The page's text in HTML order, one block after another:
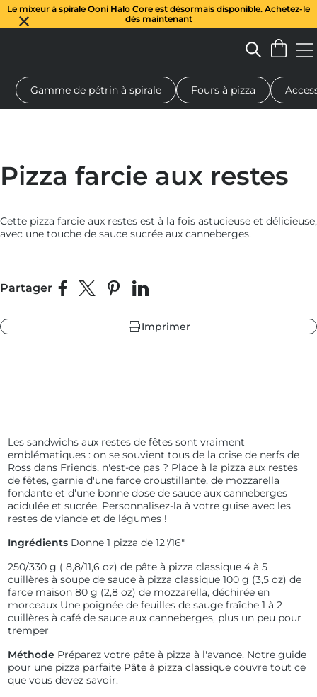
Le mixeur à spirale Ooni Halo Core est désormais disponible. Achetez-le
dès maintenant
ardoise
fonte
sapin
à pizza au feu de bois Pétrin à pâte Cadeaux Planches de
Gamme de pétrin à spirale Fours à pizza
Pizza farcie aux restes
Cette pizza farcie aux restes est à la fois astucieuse et délicieuse,
avec une touche de sauce sucrée aux canneberges.
Partager Partager sur Facebook
Partager sur X
Épingler sur Pinterest
Partager sur LinkedIn
Imprimer
Les sandwichs aux restes de fêtes sont vraiment
emblématiques : on se souvient tous de la crise de nerfs de
Ross dans Friends, n'est-ce pas ? Place à la pizza aux restes
de fêtes, garnie d'une farce croustillante, de mozzarella
fondante et d'une bonne dose de sauce aux canneberges
acidulée et sucrée. Personnalisez-la à votre guise avec les
restes de viande et de légumes !
Ingrédients Donne 1 pizza de 12"/16"
250/330 g ( 8,8/11,6 oz) de pâte à pizza classique 4 à 5
cuillères à soupe de sauce à pizza classique 100 g (3,5 oz) de
farce maison 80 g (2,8 oz) de mozzarella, déchirée en
morceaux Une poignée de feuilles de sauge fraîche 1 à 2
cuillères à café de sauce aux canneberges, plus un peu pour
tremper
Méthode Préparez votre pâte à pizza à l'avance. Notre guide
pour une pizza parfaite Pâte à pizza classique couvre tout ce
que vous devez savoir.